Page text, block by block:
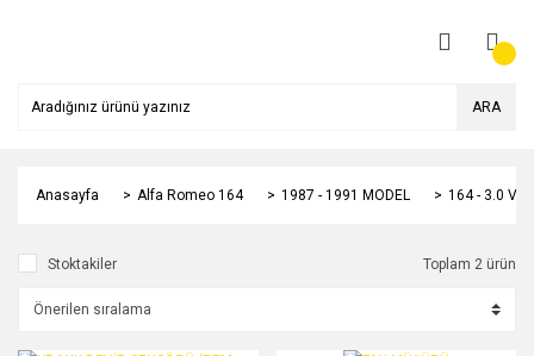
ARA
Anasayfa Alfa Romeo 164 1987 - 1991 MODEL 164 - 3.0 V6
Stoktakiler Toplam 2 ürün